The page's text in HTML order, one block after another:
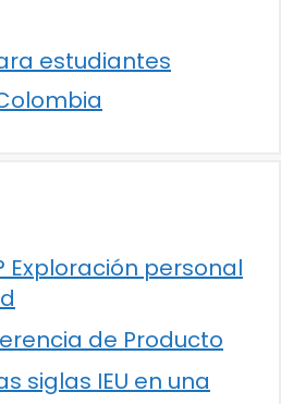
estudiantes
Exploración personal
de Producto
siglas IEU en una